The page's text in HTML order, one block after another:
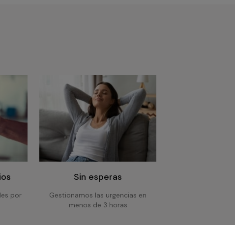
por
Sin esperas
Gestionamos las urgencias en
menos de 3 horas